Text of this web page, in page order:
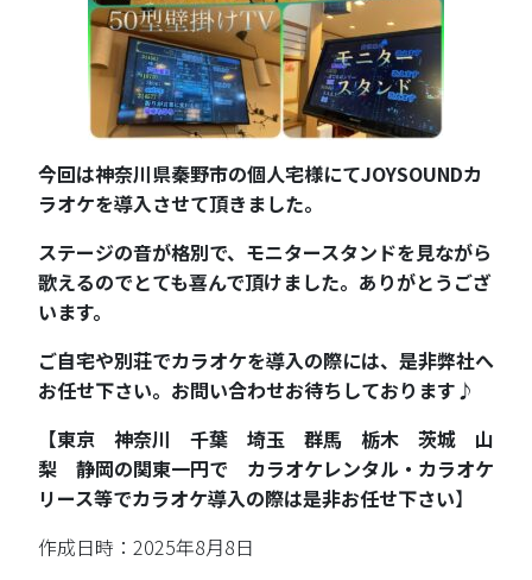
今回は神奈川県秦野市の個人宅様にてJOYSOUNDカ
ラオケを導入させて頂きました。
ステージの音が格別で、モニタースタンドを見ながら
歌えるのでとても喜んで頂けました。ありがとうござ
います。
ご自宅や別荘でカラオケを導入の際には、是非弊社へ
お任せ下さい。お問い合わせお待ちしております♪
【東京 神奈川 千葉 埼玉 群馬 栃木 茨城 山
梨 静岡の関東一円で カラオケレンタル・カラオケ
リース等でカラオケ導入の際は是非お任せ下さい】
作成日時：2025年8月8日